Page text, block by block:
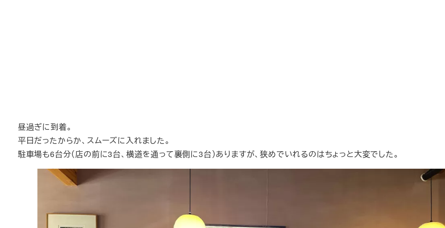
昼過ぎに到着。
平日だったからか、スムーズに入れました。
駐車場も6台分（店の前に3台、横道を通って裏側に3台）ありますが、狭めでいれるのはちょっと大変でした。